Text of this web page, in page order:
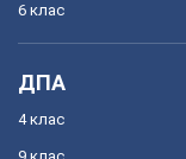
6 клас
ДПА
4 клас